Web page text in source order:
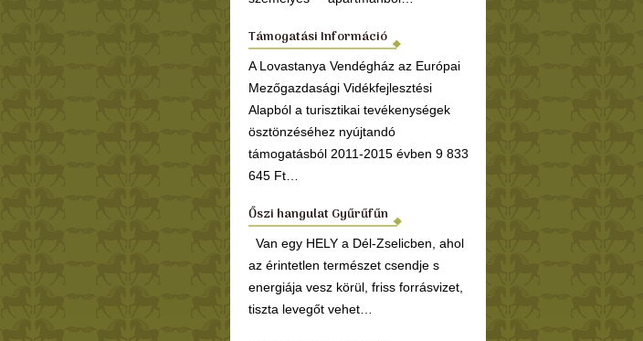
Támogatási Információ
A Lovastanya Vendégház az Európai
Mezőgazdasági Vidékfejlesztési
Alapból a turisztikai tevékenységek
ösztönzéséhez nyújtandó
támogatásból 2011-2015 évben 9 833
645 Ft…
Őszi hangulat Gyűrűfűn
Van egy HELY a Dél-Zselicben, ahol
az érintetlen természet csendje s
energiája vesz körül, friss forrásvizet,
tiszta levegőt vehet…